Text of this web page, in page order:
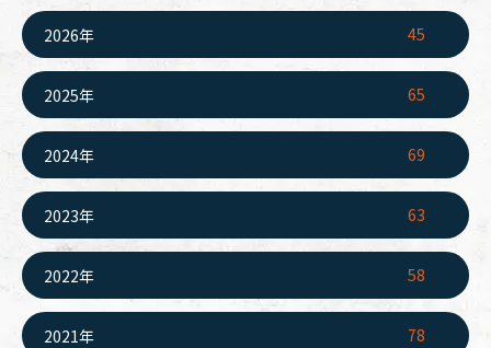
2026年 45
2025年 65
2024年 69
2023年 63
2022年 58
2021年 78